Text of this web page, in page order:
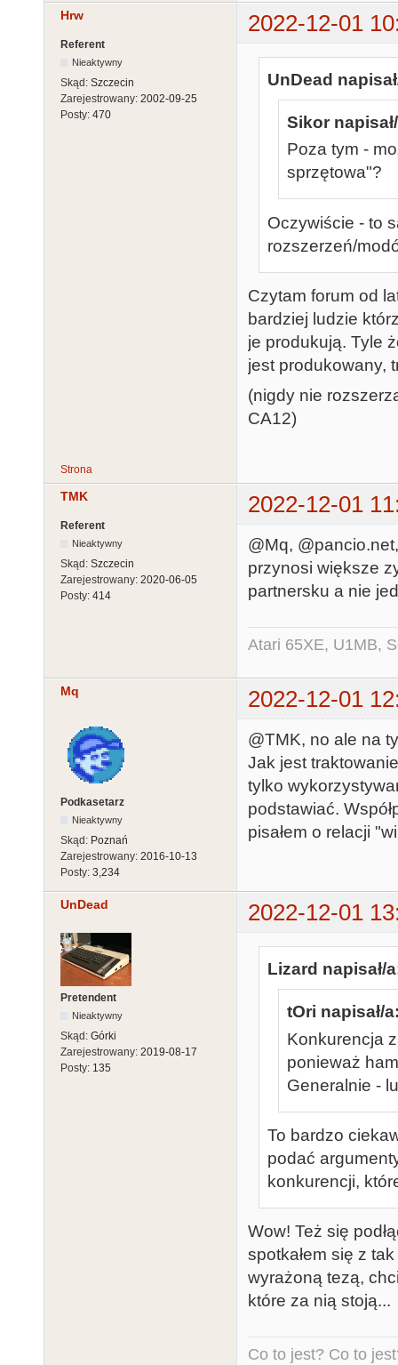
Hrw 2022-12-01
Referent
Nieaktywny
Skąd: Szczecin
Zarejestrowany: 2002-09-25
Posty: 470
UnDead
Sikor
Poza tym -
sprzętowa"?
Oczywiście - to
rozszerzeń/
Czytam forum od
bardziej ludzie
je produkują. Tyle
jest produkowany,
(nigdy nie
CA12)
Strona
TMK 2022-12-01
Referent
Nieaktywny
Skąd: Szczecin
Zarejestrowany: 2020-06-05
Posty: 414
@Mq,
przynosi większe
partnersku a nie
Atari 65XE, U1MB,
Mq 2022-12-01
Podkasetarz
Nieaktywny
Skąd: Poznań
Zarejestrowany: 2016-10-13
Posty: 3,234
@TMK, no ale na
Jak jest
tylko
podstawiać.
pisałem o relacji
UnDead 2022-12-01
Pretendent
Nieaktywny
Skąd: Górki
Zarejestrowany: 2019-08-17
Posty: 135
Lizard napisał/
tOri napisał/
Konkurencja
ponieważ
Generalnie -
To bardzo
podać
konkurencji,
Wow! Też się
spotkałem się z
wyrażoną tezą,
które za nią stoją...
Co to jest? Co to